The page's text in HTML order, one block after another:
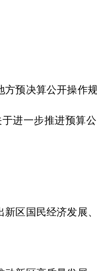
预决算公开操作
进一步推进预算
区国民经济发展